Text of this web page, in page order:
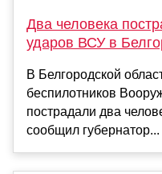
Два человека
ударов ВСУ в
В Белгородской
беспилотников
пострадали два
сообщил губернатор...